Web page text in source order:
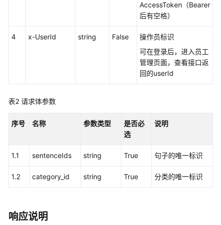
置
（API
叫
配
置
AccessToken（Bearer
后有空格）
4 x-UserId string False
操作员标识
可在登录后，进入员工
管理页面，查看接口返
回的userId
表2 请求体参数
序号 名称 参数类型
是否必
选
说明
1.1 sentenceIds string True 句子的唯一标识
1.2 category_id string True 分类的唯一标识
响应说明